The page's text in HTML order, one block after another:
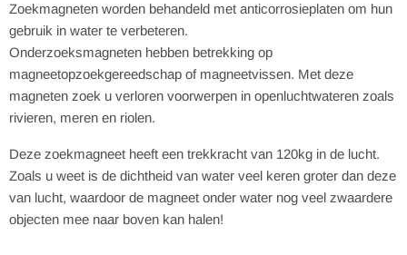
Zoekmagneten worden behandeld met anticorrosieplaten om hun
gebruik in water te verbeteren.
Onderzoeksmagneten hebben betrekking op
magneetopzoekgereedschap of magneetvissen. Met deze
magneten zoek u verloren voorwerpen in openluchtwateren zoals
rivieren, meren en riolen.
Deze zoekmagneet heeft een trekkracht van 120kg in de lucht.
Zoals u weet is de dichtheid van water veel keren groter dan deze
van lucht, waardoor de magneet onder water nog veel zwaardere
objecten mee naar boven kan halen!